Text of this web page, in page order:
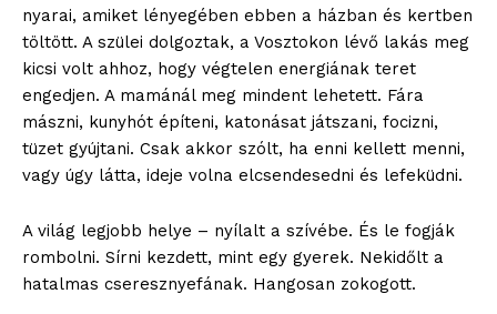
nyarai, amiket lényegében ebben a házban és kertben
töltött. A szülei dolgoztak, a Vosztokon lévő lakás meg
kicsi volt ahhoz, hogy végtelen energiának teret
engedjen. A mamánál meg mindent lehetett. Fára
mászni, kunyhót építeni, katonásat játszani, focizni,
tüzet gyújtani. Csak akkor szólt, ha enni kellett menni,
vagy úgy látta, ideje volna elcsendesedni és lefeküdni.
A világ legjobb helye – nyílalt a szívébe. És le fogják
rombolni. Sírni kezdett, mint egy gyerek. Nekidőlt a
hatalmas cseresznyefának. Hangosan zokogott.